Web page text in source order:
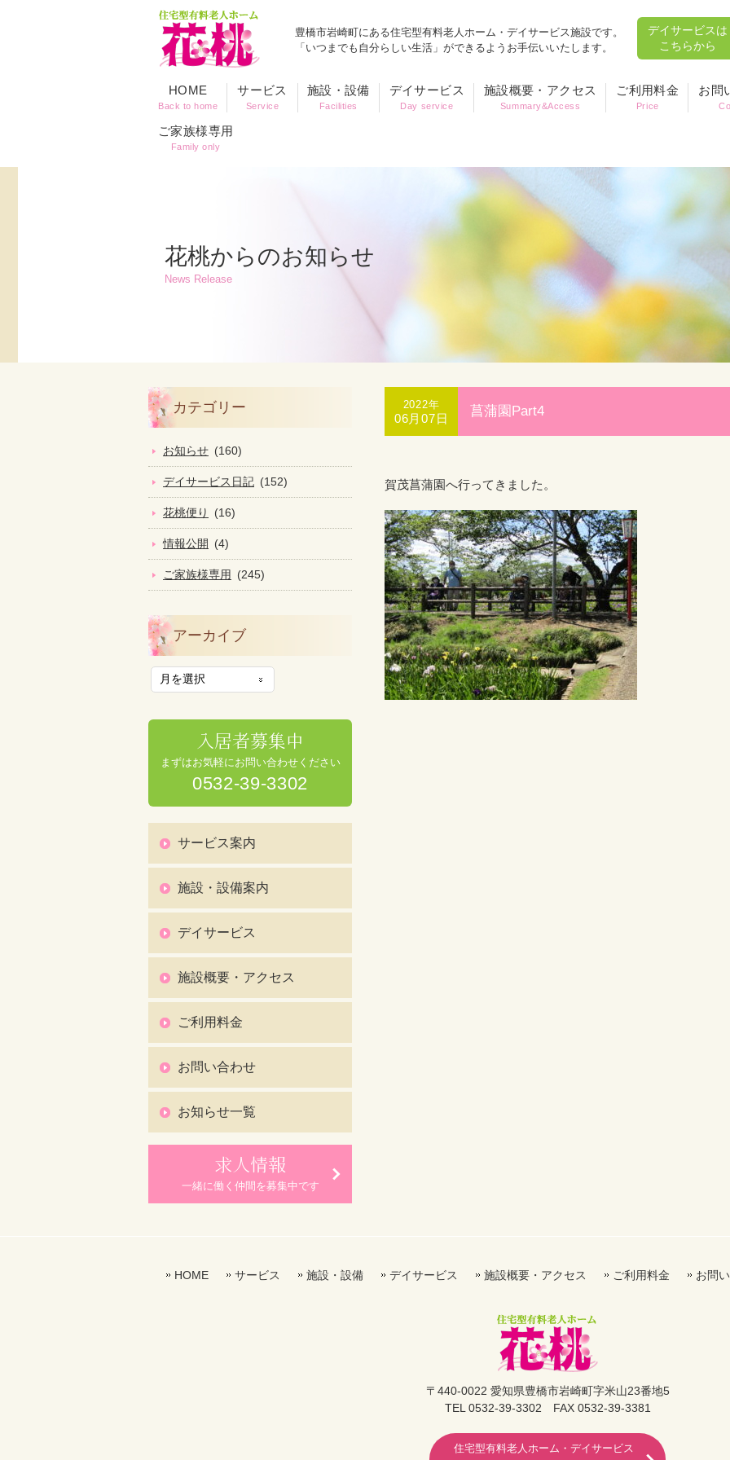
豊橋市岩崎町にある住宅型有料老人ホーム・デイサービス施設です。
「いつまでも自分らしい生活」ができるようお手伝いいたします。
デイサービスは
こちらから
HOME
Back to home
サービス
Service
施設・設備
Facilities
デイサービス
Day service
施設概要・アクセス
Summary&Access
ご利用料金
Price
お問
ご家族様専用
Family only
花桃からのお知らせ
News Release
2022年
06月07日 菖蒲園Part4
賀茂菖蒲園へ行ってきました。
カテゴリー
お知らせ (160)
デイサービス日記 (152)
花桃便り (16)
情報公開 (4)
ご家族様専用 (245)
アーカイブ
入居者募集中
まずはお気軽にお問い合わせください
0532-39-3302
サービス案内
施設・設備案内
デイサービス
施設概要・アクセス
ご利用料金
お問い合わせ
お知らせ一覧
求人情報
一緒に働く仲間を募集中です
HOME サービス 施設・設備 デイサービス 施設概要・アクセス ご利用料金 お問
〒440-0022 愛知県豊橋市岩崎町字米山23番地5
TEL 0532-39-3302 FAX 0532-39-3381
住宅型有料老人ホーム・デイサービス